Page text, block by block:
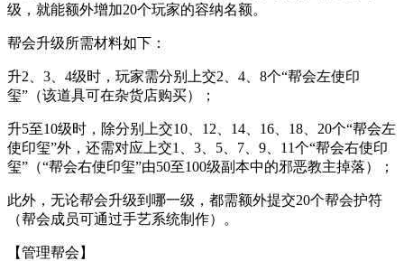
级，就能额外增加20个玩家的容纳名额。
帮会升级所需材料如下：
升2、3、4级时，玩家需分别上交2、4、8个“帮会左使印
玺”（该道具可在杂货店购买）；
升5至10级时，除分别上交10、12、14、16、18、20个“帮会左
使印玺”外，还需对应上交1、3、5、7、9、11个“帮会右使印
玺”（“帮会右使印玺”由50至100级副本中的邪恶教主掉落）；
此外，无论帮会升级到哪一级，都需额外提交20个帮会护符
（帮会成员可通过手艺系统制作）。
【管理帮会】